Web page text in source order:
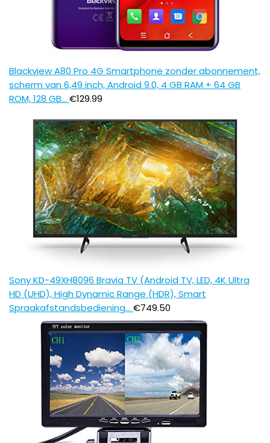
Blackview A80 Pro 4G Smartphone zonder abonnement,
scherm van 6,49 inch, Android 9.0, 4 GB RAM + 64 GB
ROM, 128 GB… €129.99
Sony KD-49XH8096 Bravia TV (Android TV, LED, 4K Ultra
HD (UHD), High Dynamic Range (HDR), Smart
Spraakafstandsbediening… €749.50